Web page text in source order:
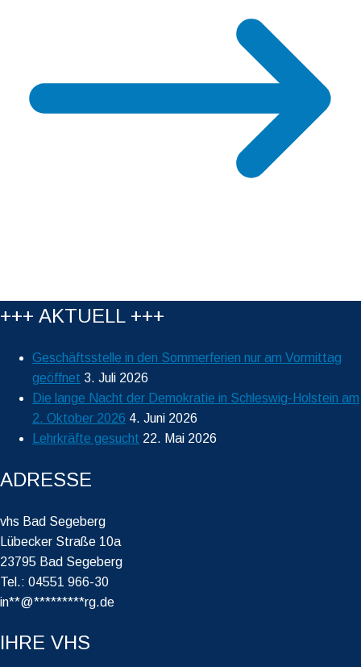
+++ AKTUELL +++
Geschäftsstelle in den Sommerferien nur am Vormittag
geöffnet 3. Juli 2026
Die lange Nacht der Demokratie in Schleswig-Holstein am
2. Oktober 2026 4. Juni 2026
Lehrkräfte gesucht 22. Mai 2026
ADRESSE
vhs Bad Segeberg
Lübecker Straße 10a
23795 Bad Segeberg
Tel.: 04551 966-30
in**@*********rg.de
IHRE VHS